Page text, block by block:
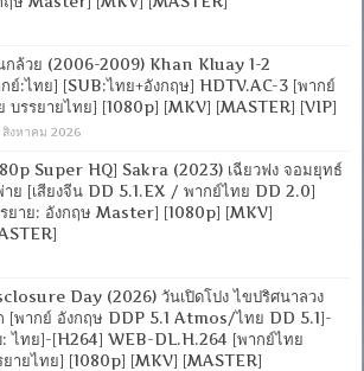
กล้วย (2006-2009) Khan Kluay 1-2
ย์:ไทย] [SUB:ไทย+อังกฤษ] HDTV.AC-3 [พากย์
บรรยายไทย] [1080p] [MKV] [MASTER] [VIP]
สิงหาคม 2026
Super HQ] Sakra (2023) เฉียวฟง จอมยุทธ์
าย [เสียงจีน DD 5.1.EX / พากย์ไทย DD 2.0]
ยาย: อังกฤษ Master] [1080p] [MKV]
Day (2026) วันเปิดโปง ไขปริศนาลวง
[พากย์ อังกฤษ DDP 5.1 Atmos/ไทย DD 5.1]-
ไทย]-[H264] WEB-DL.H.264 [พากย์ไทย
ยายไทย] [1080p] [MKV] [MASTER]